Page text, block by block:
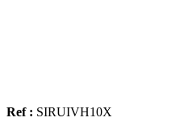
Ref : SIRUIVH10X